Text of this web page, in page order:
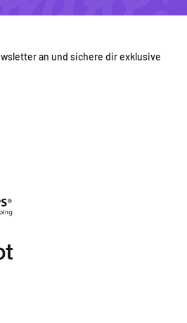
an und sichere dir exklusive